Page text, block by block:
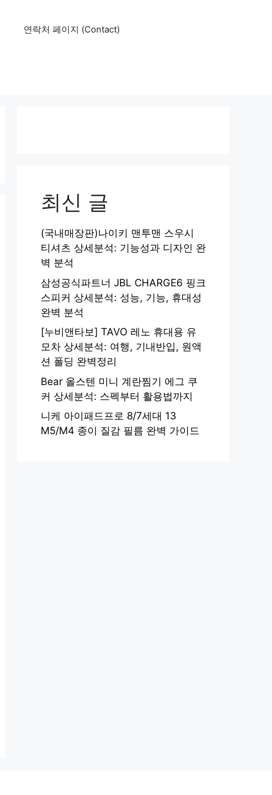
연락처 페이지 (Contact)
최신 글
(국내매장판)나이키 맨투맨 스우시
티셔츠 상세분석: 기능성과 디자인 완
벽 분석
삼성공식파트너 JBL CHARGE6 핑크
스피커 상세분석: 성능, 기능, 휴대성
완벽 분석
[누비앤타보] TAVO 레노 휴대용 유
모차 상세분석: 여행, 기내반입, 원액
션 폴딩 완벽정리
Bear 올스텐 미니 계란찜기 에그 쿠
커 상세분석: 스펙부터 활용법까지
니케 아이패드프로 8/7세대 13
M5/M4 종이 질감 필름 완벽 가이드